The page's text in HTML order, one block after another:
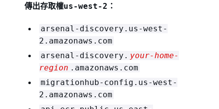
傳出存取權us-west-2 ：
arsenal-discovery.us-west-
2.amazonaws.com
arsenal-discovery. your-home-
region .amazonaws.com
migrationhub-config.us-west-
2.amazonaws.com